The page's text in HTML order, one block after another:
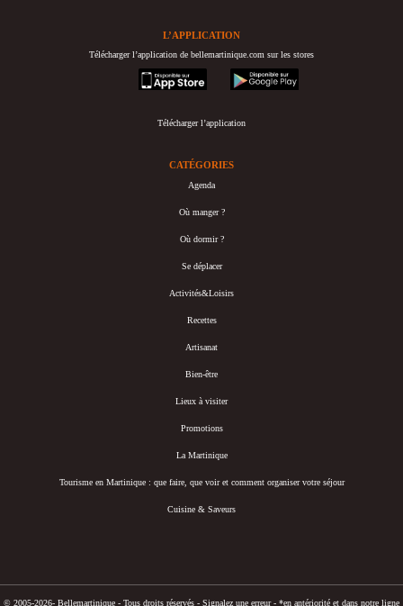
L’APPLICATION
Télécharger l’application de bellemartinique.com sur les stores
appstore
googleplay
Télécharger l’application
CATÉGORIES
Agenda
Où manger ?
Où dormir ?
Se déplacer
Activités&Loisirs
Recettes
Artisanat
Bien-être
Lieux à visiter
Promotions
La Martinique
Tourisme en Martinique : que faire, que voir et comment organiser votre séjour
Cuisine & Saveurs
© 2005-2026- Bellemartinique - Tous droits réservés - Signalez une erreur - *en antériorité et dans notre ligne